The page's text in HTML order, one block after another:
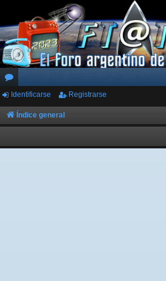
or
os
Identificarse Registrarse
Índice general